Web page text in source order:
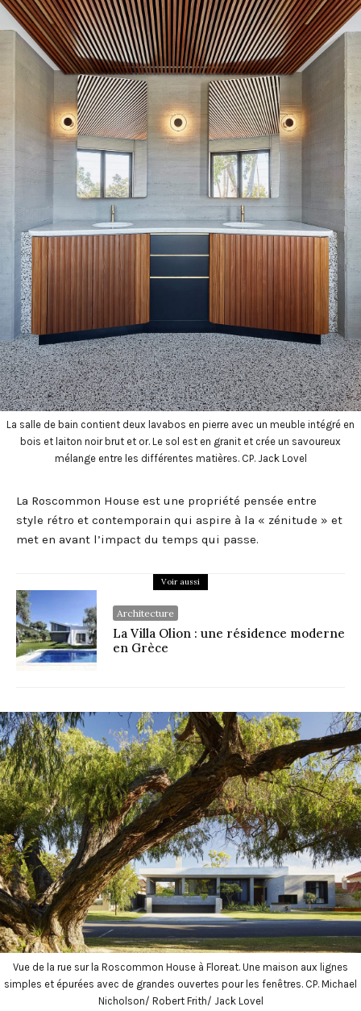
La salle de bain contient deux lavabos en pierre avec un meuble intégré en
bois et laiton noir brut et or. Le sol est en granit et crée un savoureux
mélange entre les différentes matières. CP. Jack Lovel
La Roscommon House est une propriété pensée entre
style rétro et contemporain qui aspire à la « zénitude » et
met en avant l’impact du temps qui passe.
Voir aussi
Architecture
La Villa Olion : une résidence moderne
en Grèce
Vue de la rue sur la Roscommon House à Floreat. Une maison aux lignes
simples et épurées avec de grandes ouvertes pour les fenêtres. CP. Michael
Nicholson/ Robert Frith/ Jack Lovel